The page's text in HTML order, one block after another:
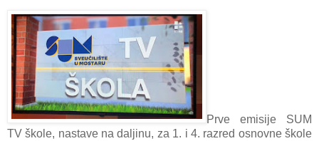
Prve emisije SUM
TV škole, nastave na daljinu, za 1. i 4. razred osnovne škole